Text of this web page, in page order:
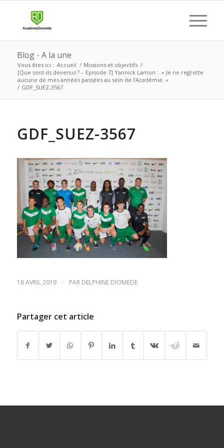
Blog - A la une
Vous êtes ici : Accueil / Missions et objectifs /
[Que sont-ils devenus ? – Episode 7] Yannick Lamon : » Je ne regrette
aucune de mes années passées au sein de l’Académie. «
/ GDF_SUEZ-3567
GDF_SUEZ-3567
18 AVRIL 2019 / PAR DELPHINE DIOMEDE
Partager cet article